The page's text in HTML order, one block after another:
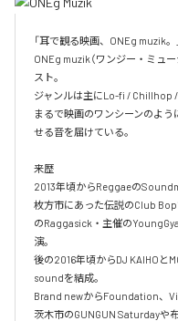
「耳で観る映画、ONEg muzik。
ONEg muzik（ワンジー・ミュ
スト。
ジャンルは主にLo-fi / Chillhop /
まるで映画のワンシーンのよ
せる音を届けている。
来歴
2013年頃からReggaeの
枚方市にあった伝説のClub
のRaggasick・主催の
演。
後の2016年頃からDJ KAIHOと
soundを結成。
Brand newからFoundation、
茨木市のGUNGUN Saturdayや